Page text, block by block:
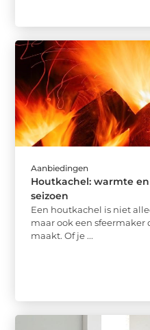
Aanbiedingen
Houtkachel: warmte
seizoen
Een houtkachel is niet
maar ook een
maakt. Of je ...